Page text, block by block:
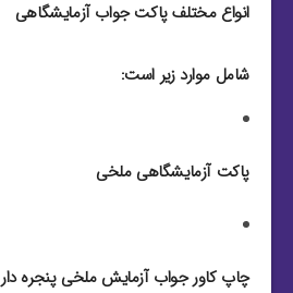
انواع مختلف پاکت جواب آزمایشگاهی
شامل موارد زیر است:
پاکت آزمایشگاهی ملخی
چاپ کاور جواب آزمایش ملخی پنجره دار